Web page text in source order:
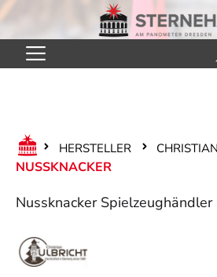
Zum Hauptinhalt springen
HERSTELLER
NUSSKNACKER
Nussknacker Spielzeughändler